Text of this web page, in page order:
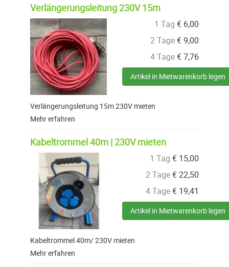
Verlängerungsleitung 230V 15m
1 Tag € 6,00
2 Tage€9,00
4 Tage€7,76
Artikel in Mietwarenkorb legen
Verlängerungsleitung 15m 230V mieten
Mehr erfahren
Kabeltrommel 40m | 230V mieten
1 Tag € 15,00
2 Tage€22,50
4 Tage€ 19,41
Artikel in Mietwarenkorb legen
Kabeltrommel 40m/ 230V mieten
Mehr erfahren